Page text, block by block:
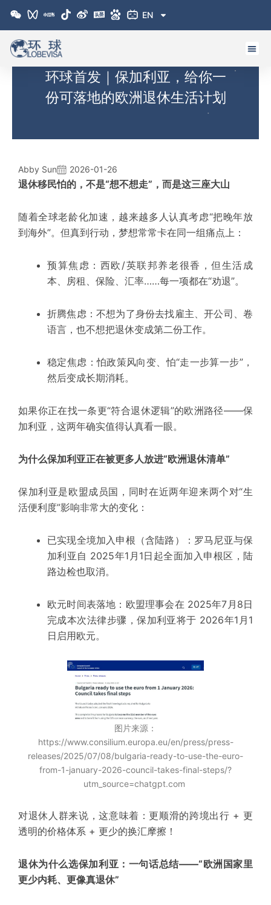
EN
环球首发｜保加利亚，给你一
份可落地的欧洲退休生活计划
Abby Sun 2026-01-26
退休移民怕的，不是“想不想走”，而是这三座大山
随着全球老龄化加速，越来越多人认真考虑“把晚年放
到海外”。但真到行动，梦想常常卡在同一组痛点上：
预算焦虑：西欧/英联邦养老很香，但生活成
本、房租、保险、汇率……每一项都在“劝退”。
折腾焦虑：不想为了身份去找雇主、开公司、卷
语言，也不想把退休变成第二份工作。
稳定焦虑：怕政策风向变、怕“走一步算一步”，
然后变成长期消耗。
如果你正在找一条更“符合退休逻辑”的欧洲路径——保
加利亚 ，这两年确实值得认真看一眼。
为什么保加利亚正在被更多人放进“欧洲退休清单”
保加利亚是欧盟成员国 ，同时在近两年迎来两个对“生
活便利度”影响非常大的变化：
已实现全境加入申根（含陆路）： 罗马尼亚与保
加利亚自 2025年1月1日起全面加入申根区 ，陆
路边检也取消。
欧元时间表落地： 欧盟理事会在 2025年7月8日
完成本次法律步骤，保加利亚将于 2026年1月1
日启用欧元。
图片来源：
https://www.consilium.europa.eu/en/press/press-
releases/2025/07/08/bulgaria-ready-to-use-the-euro-
from-1-january-2026-council-takes-final-steps/?
utm_source=chatgpt.com
对退休人群来说，这意味着：更顺滑的跨境出行 + 更
透明的价格体系 + 更少的换汇摩擦！
退休为什么选保加利亚：一句话总结——“欧洲国家里
更少内耗、更像真退休”